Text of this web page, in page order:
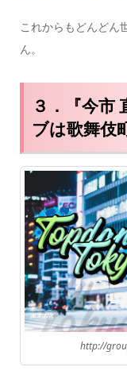
これからもどんどん
ん。
３．『今市
ブは歌舞伎
http://